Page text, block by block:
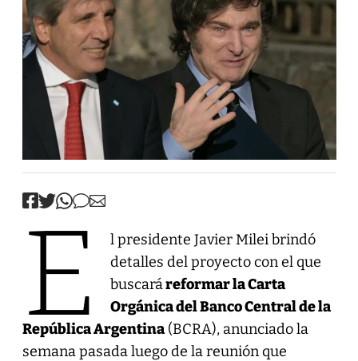
E
l presidente Javier Milei brindó
detalles del proyecto con el que
buscaráreformar la Carta
Orgánica del Banco Central de la
República Argentina(BCRA), anunciado la
semana pasada luego de la reunión que